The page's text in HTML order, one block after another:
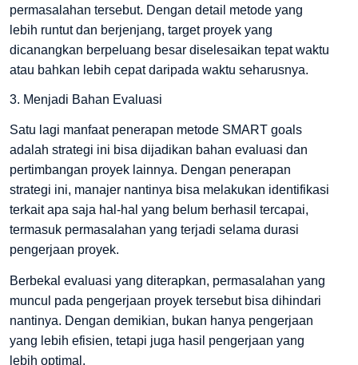
permasalahan tersebut. Dengan detail metode yang
lebih runtut dan berjenjang, target proyek yang
dicanangkan berpeluang besar diselesaikan tepat waktu
atau bahkan lebih cepat daripada waktu seharusnya.
3. Menjadi Bahan Evaluasi
Satu lagi manfaat penerapan metode SMART goals
adalah strategi ini bisa dijadikan bahan evaluasi dan
pertimbangan proyek lainnya. Dengan penerapan
strategi ini, manajer nantinya bisa melakukan identifikasi
terkait apa saja hal-hal yang belum berhasil tercapai,
termasuk permasalahan yang terjadi selama durasi
pengerjaan proyek.
Berbekal evaluasi yang diterapkan, permasalahan yang
muncul pada pengerjaan proyek tersebut bisa dihindari
nantinya. Dengan demikian, bukan hanya pengerjaan
yang lebih efisien, tetapi juga hasil pengerjaan yang
lebih optimal.